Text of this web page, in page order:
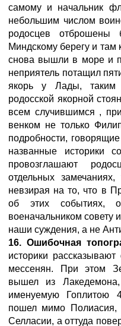
самому и начальник
небольшим числом
родосцев
Миндскому берегу и там
снова вышли в море и
неприятель потащил
якорь у Лады, таким
родосской якорной
всем случившимся ,
венком не только
подробности,
названные историки
провозглашают
отдельных
невзирая на то, что в
об этих событиях,
военачальником
наши суждения, а не
16. Ошибочная
историки
мессенян. При этом
вышел из Лакедемона,
именуемую Гоплитою
пошел мимо Полиасия,
Селласии, а оттуда